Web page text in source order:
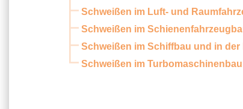
Schweißen im Luft- und
Schweißen im
Schweißen im Schiffbau und in der
Schweißen im Turbomaschinenbau